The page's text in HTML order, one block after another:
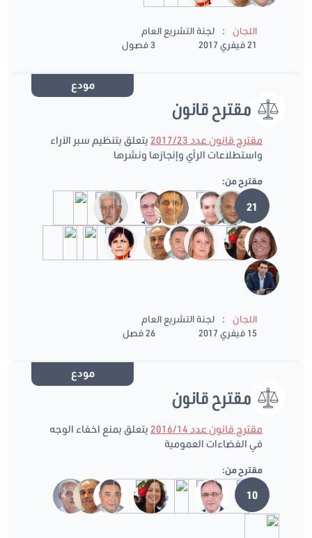
اللجان :
لجنة التشريع العام
21 فيفري 2017
3 فصول
مودع
مقترح قانون
مقترح قانون عدد 2017/23
يتعلق بتنظيم سبر الآراء
واستطلاعات الرأي وإنجازها ونشرها
مقترح من:
21
اللجان :
لجنة التشريع العام
15 فيفري 2017
26 فصل
مودع
مقترح قانون
مقترح قانون عدد 2016/14
يتعلق بمنع اخفاء الوجه
في الفضاءات العمومية
مقترح من:
10